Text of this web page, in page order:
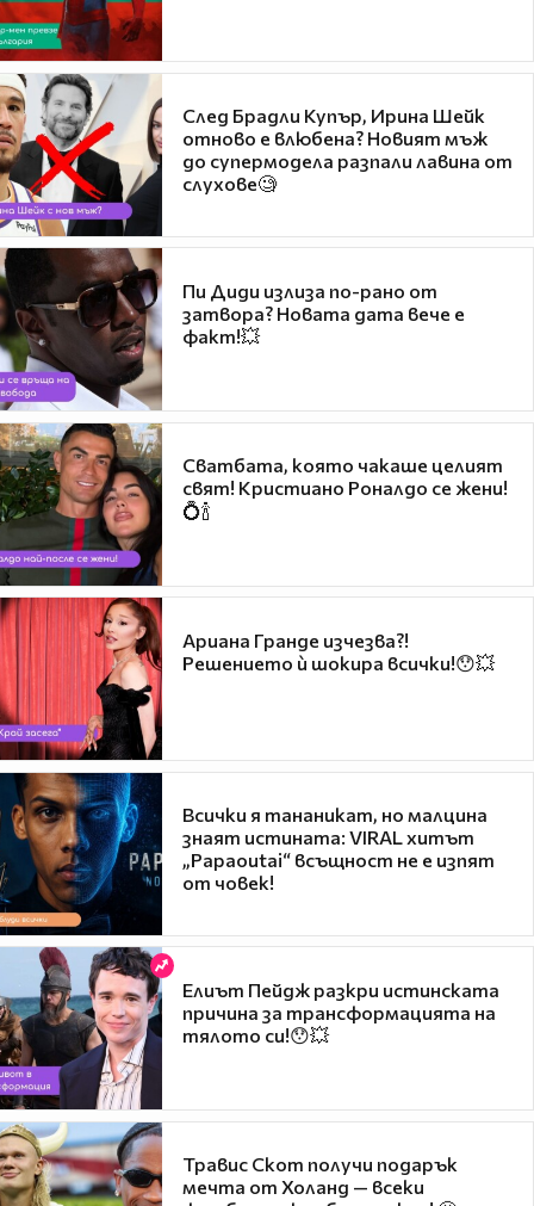
След Брадли Купър, Ирина Шейк
отново е влюбена? Новият мъж
до супермодела разпали лавина от
слухове🧐
Пи Диди излиза по-рано от
затвора? Новата дата вече е
факт!💥
Сватбата, която чакаше целият
свят! Кристиано Роналдо се жени!
💍🍾
Ариана Гранде изчезва?!
Решението ѝ шокира всички!😯💥
Всички я тананикат, но малцина
знаят истината: VIRAL хитът
„Papaoutai“ всъщност не е изпят
от човек!
Елиът Пейдж разкри истинската
причина за трансформацията на
тялото си!😯💥
Травис Скот получи подарък
мечта от Холанд — всеки